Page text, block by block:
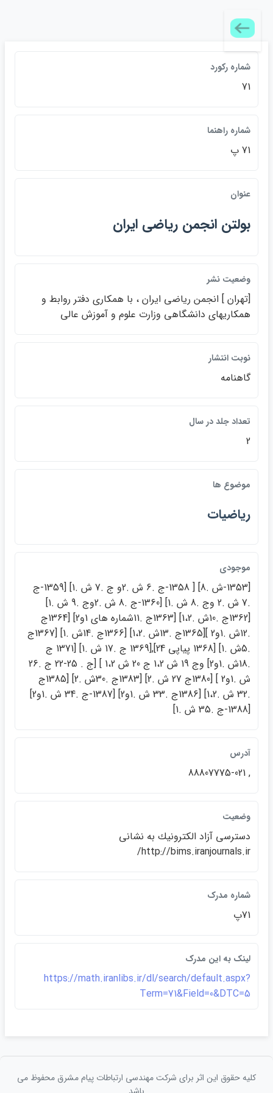
شماره رکورد
71
شماره راهنما
71 پ
عنوان
بولتن انجمن رياضي ايران
وضعيت نشر
[تهران ] انجمن رياضي ايران ، با همكاري دفتر روابط و
همكاريهاي دانشگاهي وزارت علوم و آموزش عالي
نوبت انتشار
گاهنامه
تعداد جلد در سال
2
موضوع ها
رياضيات
موجودي
[1353-ش .8] [ 1358-ج .6 ش .2و ج .7 ش .1] [1359-ج
.7 ش .2 وج .8 ش .1] [1360-ج .8 ش .2وج .9 ش .1]
[1362ج .10ش .1،2] [1363ج .11شماره هاي 1و2] [1364ج
.12ش .1و2 ][1365ج .13ش .1،2] [1366ج .14ش .1] [1367ج
.5ش .1] [1368 پياپي 24],[1369 ج .17 ش .1] [1371 ج
.18ش .1و2] وج 19 ش 1،2 ج 20 ش 1،2 ] [ج . 25-22 ج .26
ش .1و2 ] [1380ج 27 ش .2] [1383ج .30ش .2] [1385ج
.32 ش .1،2] [1386ج .33 ش .1و2] [1387-ج .34 ش .1و2]
[1388-ج .35 ش .1]
آدرس
, 88807775-021
وضعيت
دسترسي آزاد الكترونيك به نشاني
http://bims.iranjournals.ir/
شماره مدرک
71پ
لينک به اين مدرک
https://math.iranlibs.ir/dl/search/default.aspx?
Term=71&Field=0&DTC=5
کلیه حقوق این اثر برای شرکت مهندسی ارتباطات پيام مشرق محفوظ می